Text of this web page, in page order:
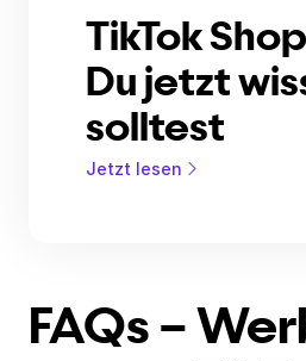
TikTok
Du jetzt
solltest
Jetzt lesen
FAQs –